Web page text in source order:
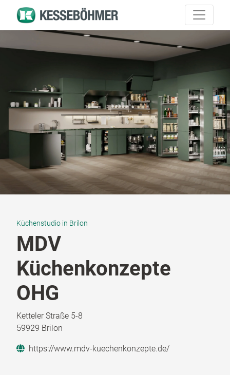
Küchenstudio in Brilon
MDV
Küchenkonzepte
OHG
Ketteler Straße 5-8
59929 Brilon
https://www.mdv-kuechenkonzepte.de/